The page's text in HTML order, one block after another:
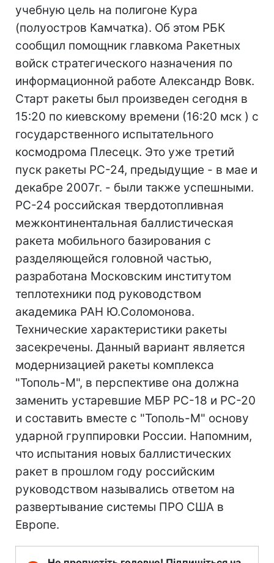
учебную цель на полигоне Кура
(полуостров Камчатка). Об этом РБК
сообщил помощник главкома Ракетных
войск стратегического назначения по
информационной работе Александр Вовк.
Старт ракеты был произведен сегодня в
15:20 по киевскому времени (16:20 мск ) с
государственного испытательного
космодрома Плесецк. Это уже третий
пуск ракеты РС-24, предыдущие - в мае и
декабре 2007г. - были также успешными.
РС-24 российская твердотопливная
межконтинентальная баллистическая
ракета мобильного базирования с
разделяющейся головной частью,
разработана Московским институтом
теплотехники под руководством
академика РАН Ю.Соломонова.
Технические характеристики ракеты
засекречены. Данный вариант является
модернизацией ракеты комплекса
"Тополь-М", в перспективе она должна
заменить устаревшие МБР PC-18 и РС-20
и составить вместе с "Тополь-М" основу
ударной группировки России. Напомним,
что испытания новых баллистических
ракет в прошлом году российским
руководством назывались ответом на
развертывание системы ПРО США в
Европе.